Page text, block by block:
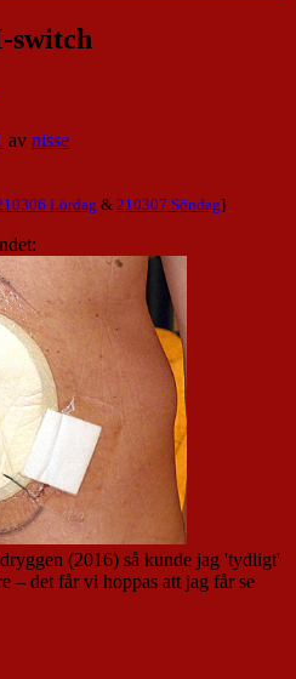
switch
av nisse
Lördag & 210307 Söndag]
(2016) så kunde jag 'tydligt'
– det får vi hoppas att jag får se